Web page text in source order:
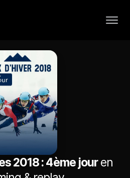
2018 : 4ème jouren